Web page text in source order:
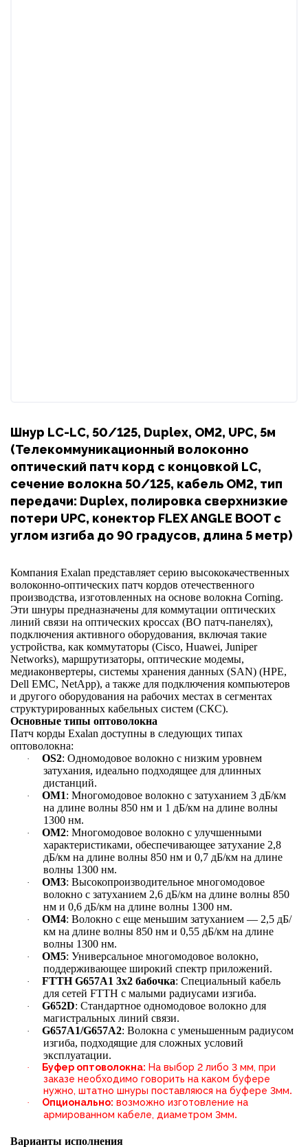
Шнур LC-LC, 50/125, Duplex, OM2, UPC, 5м
(Телекоммуникационный волоконно
оптический патч корд с концовкой LC,
сечение волокна 50/125, кабель OM2, тип
передачи: Duplex, полировка сверхнизкие
потери UPC, конектор FLEX ANGLE BOOT с
углом изгиба до 90 градусов, длина 5 метр)
Компания Exalan представляет серию высококачественных
волоконно-оптических патч кордов отечественного
производства, изготовленных на основе волокна Corning.
Эти шнуры предназначены для коммутации оптических
линий связи на оптических кроссах (ВО патч-панелях),
подключения активного оборудования, включая такие
устройства, как коммутаторы (Cisco, Huawei, Juniper
Networks), маршрутизаторы, оптические модемы,
медиаконвертеры, системы хранения данных (SAN) (HPE,
Dell EMC, NetApp), а также для подключения компьютеров
и другого оборудования на рабочих местах в сегментах
структурированных кабельных систем (СКС).
Основные типы оптоволокна
Патч корды Exalan доступны в следующих типах
оптоволокна:
· OS2: Одномодовое волокно с низким уровнем
затухания, идеально подходящее для длинных
дистанций.
· OM1: Многомодовое волокно с затуханием 3 дБ/км
на длине волны 850 нм и 1 дБ/км на длине волны
1300 нм.
· OM2: Многомодовое волокно с улучшенными
характеристиками, обеспечивающее затухание 2,8
дБ/км на длине волны 850 нм и 0,7 дБ/км на длине
волны 1300 нм.
· OM3: Высокопроизводительное многомодовое
волокно с затуханием 2,6 дБ/км на длине волны 850
нм и 0,6 дБ/км на длине волны 1300 нм.
· OM4: Волокно с еще меньшим затуханием — 2,5 дБ/
км на длине волны 850 нм и 0,55 дБ/км на длине
волны 1300 нм.
· OM5: Универсальное многомодовое волокно,
поддерживающее широкий спектр приложений.
· FTTH G657A1 3х2 бабочка: Специальный кабель
для сетей FTTH с малыми радиусами изгиба.
· G652D: Стандартное одномодовое волокно для
магистральных линий связи.
· G657A1/G657A2: Волокна с уменьшенным радиусом
изгиба, подходящие для сложных условий
эксплуатации.
· Буфер оптоволокна: На выбор 2 либо 3 мм, при
заказе необходимо говорить на каком буфере
нужно, штатно шнуры поставляюся на буфере 3мм.
· Опционально: возможно изготовление на
армированном кабеле, диаметром 3мм.
Варианты исполнения